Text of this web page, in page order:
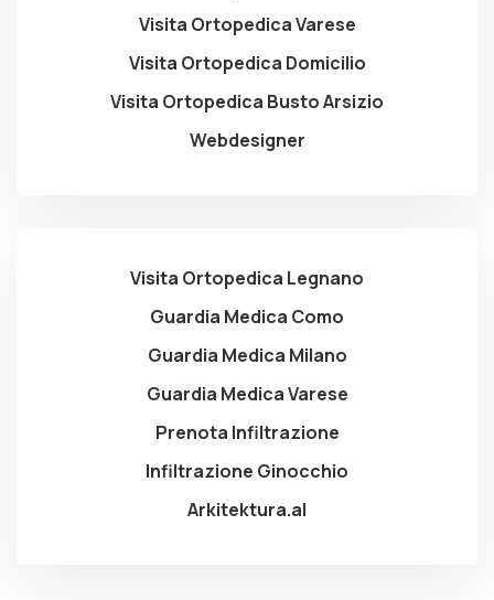
Visita Ortopedica Varese
Visita Ortopedica Domicilio
Visita Ortopedica Busto Arsizio
Webdesigner
Visita Ortopedica Legnano
Guardia Medica Como
Guardia Medica Milano
Guardia Medica Varese
Prenota Infiltrazione
Infiltrazione Ginocchio
Arkitektura.al